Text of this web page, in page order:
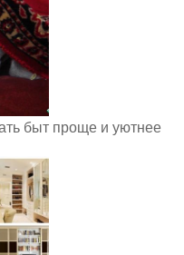
быт проще и уютнее